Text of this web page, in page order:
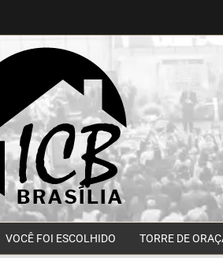
VOCÊ FOI ESCOLHIDO TORRE DE